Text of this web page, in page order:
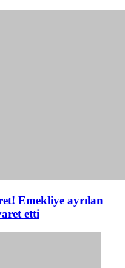
Emekliye ayrılan
etti